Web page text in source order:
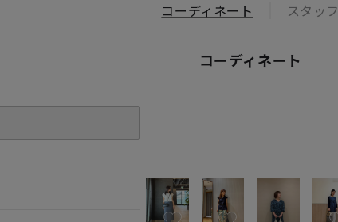
コーディネート スタッフ
コーディネート